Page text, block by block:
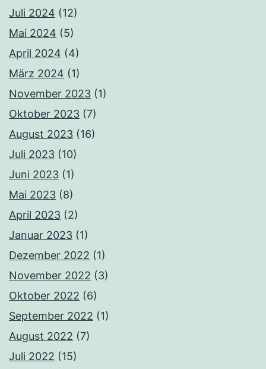
Juli 2024 (12)
Mai 2024 (5)
April 2024 (4)
März 2024 (1)
November 2023 (1)
Oktober 2023 (7)
August 2023 (16)
Juli 2023 (10)
Juni 2023 (1)
Mai 2023 (8)
April 2023 (2)
Januar 2023 (1)
Dezember 2022 (1)
November 2022 (3)
Oktober 2022 (6)
September 2022 (1)
August 2022 (7)
Juli 2022 (15)